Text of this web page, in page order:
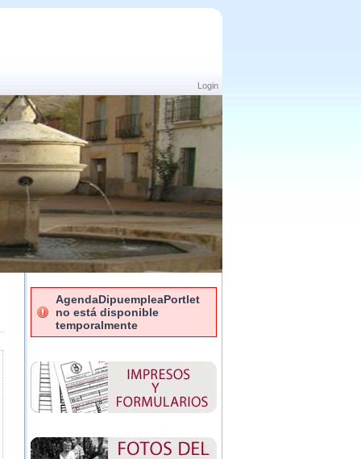
Login
AgendaDipuempleaPortlet
no está disponible
temporalmente